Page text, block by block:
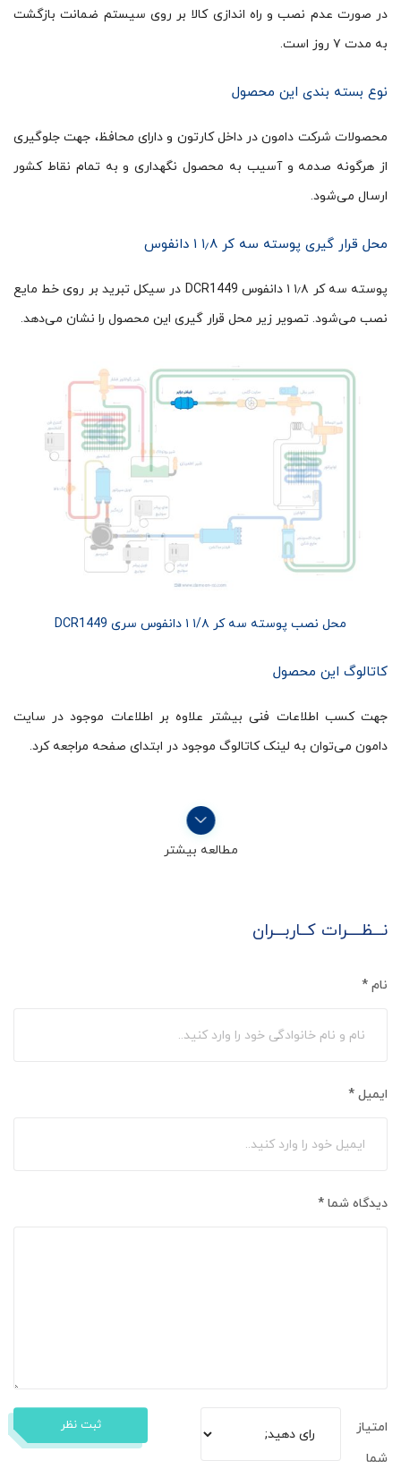
در صورت عدم نصب و راه اندازی کالا بر روی سیستم ضمانت بازگشت
به مدت ۷ روز است.
نوع بسته بندی این محصول
محصولات شرکت دامون در داخل کارتون و دارای محافظ، جهت جلوگیری
از هرگونه صدمه و آسیب به محصول نگهداری و به تمام نقاط کشور
ارسال می‌شود.
محل قرار گیری پوسته سه کر ۱٫۸ ۱ دانفوس
پوسته سه کر ۱٫۸ ۱ دانفوس DCR1449 در سیکل تبرید بر روی خط مایع
نصب می‌شود. تصویر زیر محل قرار گیری این محصول را نشان می‌دهد.
محل نصب پوسته سه کر ۱/۸ ۱ دانفوس سری DCR1449
کاتالوگ این محصول
جهت کسب اطلاعات فنی بیشتر علاوه بر اطلاعات موجود در سایت
دامون می‌توان به لینک کاتالوگ موجود در ابتدای صفحه مراجعه کرد.
مطالعه بیشتر
نـــظــــرات کــاربـــران
نام *
ایمیل *
دیدگاه شما *
امتیاز
شما
ثبت نظر